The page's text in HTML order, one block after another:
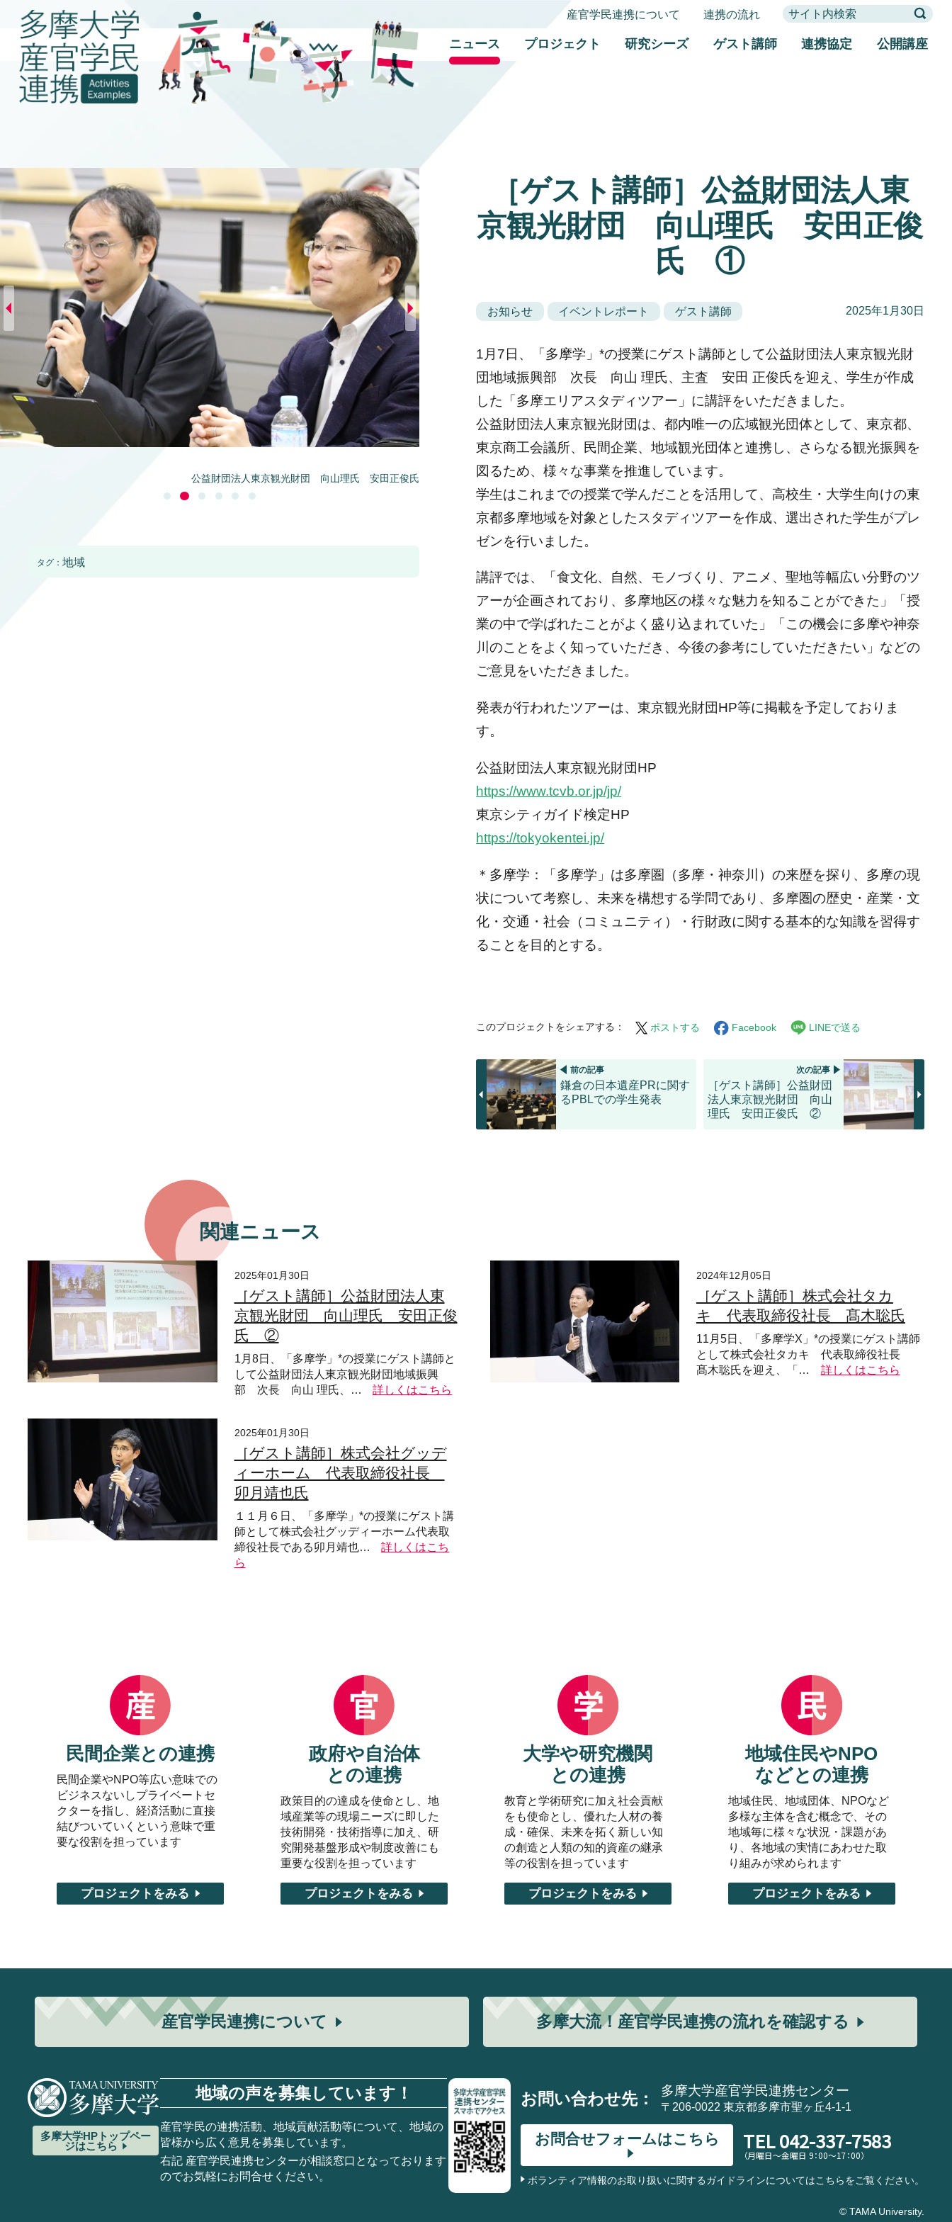
産官学民連携について 連携の流れ
ニュース プロジェクト 研究シーズ ゲスト講師 連携協定 公開講座
［ゲスト講師］公益財団法人東
京観光財団 向山理氏 安田正俊
氏 ①
2025年1月30日
お知らせ イベントレポート ゲスト講師
1月7日、「多摩学」*の授業にゲスト講師として公益財団法人東京観光財
団地域振興部 次長 向山 理氏、主査 安田 正俊氏を迎え、学生が作成
した「多摩エリアスタディツアー」に講評をいただきました。
公益財団法人東京観光財団は、都内唯一の広域観光団体として、東京都、
東京商工会議所、民間企業、地域観光団体と連携し、さらなる観光振興を
図るため、様々な事業を推進しています。
学生はこれまでの授業で学んだことを活用して、高校生・大学生向けの東
京都多摩地域を対象としたスタディツアーを作成、選出された学生がプレ
ゼンを行いました。
講評では、「食文化、自然、モノづくり、アニメ、聖地等幅広い分野のツ
アーが企画されており、多摩地区の様々な魅力を知ることができた」「授
業の中で学ばれたことがよく盛り込まれていた」「この機会に多摩や神奈
川のことをよく知っていただき、今後の参考にしていただきたい」などの
ご意見をいただきました。
発表が行われたツアーは、東京観光財団HP等に掲載を予定しておりま
す。
公益財団法人東京観光財団HP
https://www.tcvb.or.jp/jp/
東京シティガイド検定HP
https://tokyokentei.jp/
＊多摩学：「多摩学」は多摩圏（多摩・神奈川）の来歴を探り、多摩の現
状について考察し、未来を構想する学問であり、多摩圏の歴史・産業・文
化・交通・社会（コミュニティ）・行財政に関する基本的な知識を習得す
ることを目的とする。
このプロジェクトをシェアする： ポストする Facebook LINEで送る
前の記事
鎌倉の日本遺産PRに関す
るPBLでの学生発表
次の記事
［ゲスト講師］公益財団
法人東京観光財団 向山
理氏 安田正俊氏 ②
公益財団法人東京観光財団 向山理氏 安田正俊氏
タグ： 地域
関連ニュース
2025年01月30日
［ゲスト講師］公益財団法人東
京観光財団 向山理氏 安田正俊
氏 ②
1月8日、「多摩学」*の授業にゲスト講師と
して公益財団法人東京観光財団地域振興
部 次長 向山 理氏、…
詳しくはこちら
2024年12月05日
［ゲスト講師］株式会社タカ
キ 代表取締役社長 髙木聡氏
11月5日、「多摩学X」*の授業にゲスト講師
として株式会社タカキ 代表取締役社長
髙木聡氏を迎え、「…
詳しくはこちら
2025年01月30日
［ゲスト講師］株式会社グッデ
ィーホーム 代表取締役社長
卯月靖也氏
１１月６日、「多摩学」*の授業にゲスト講
師として株式会社グッディーホーム代表取
締役社長である卯月靖也…
詳しくはこち
ら
民間企業との連携
民間企業やNPO等広い意味での
ビジネスないしプライベートセ
クターを指し、経済活動に直接
結びついていくという意味で重
要な役割を担っています
プロジェクトをみる
政府や自治体
との連携
政策目的の達成を使命とし、地
域産業等の現場ニーズに即した
技術開発・技術指導に加え、研
究開発基盤形成や制度改善にも
重要な役割を担っています
プロジェクトをみる
大学や研究機関
との連携
教育と学術研究に加え社会貢献
をも使命とし、優れた人材の養
成・確保、未来を拓く新しい知
の創造と人類の知的資産の継承
等の役割を担っています
プロジェクトをみる
地域住民やNPO
などとの連携
地域住民、地域団体、NPOなど
多様な主体を含む概念で、その
地域毎に様々な状況・課題があ
り、各地域の実情にあわせた取
り組みが求められます
プロジェクトをみる
産官学民連携について 多摩大流！ 産官学民連携の流れを確認する
お問い合わせ先： 多摩大学産官学民連携センター
〒206-0022 東京都多摩市聖ヶ丘4-1-1
お問合せフォームはこちら TEL042-337-7583
（月曜日～金曜日 9：00～17：00）
ボランティア情報のお取り扱いに関するガイドラインについてはこちらをご覧ください。
地域の声を募集しています！
産官学民の連携活動、地域貢献活動等について、地域の
皆様から広く意見を募集しています。
右記 産官学民連携センターが相談窓口となっております
のでお気軽にお問合せください。
多摩大学HPトップペー
ジはこちら
© TAMA University.